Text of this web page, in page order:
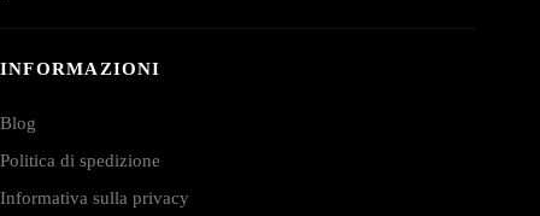
INFORMAZIONI
Blog
Politica di spedizione
Informativa sulla privacy